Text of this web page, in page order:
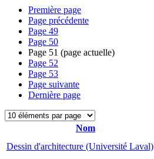
Première page
Page précédente
Page 49
Page 50
Page 51 (page actuelle)
Page 52
Page 53
Page suivante
Dernière page
Nom
Dessin d'architecture (Université Laval)